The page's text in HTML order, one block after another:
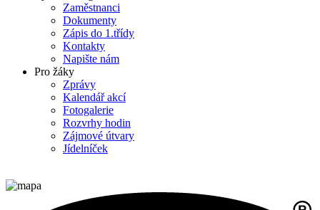
Zaměstnanci
Dokumenty
Zápis do 1.třídy
Kontakty
Napište nám
Pro žáky
Zprávy
Kalendář akcí
Fotogalerie
Rozvrhy hodin
Zájmové útvary
Jídelníček